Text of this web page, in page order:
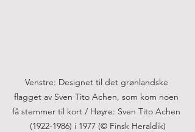
Venstre: Designet til det grønlandske
flagget av Sven Tito Achen, som kom noen
få stemmer til kort / Høyre: Sven Tito Achen
(1922-1986) i 1977 (© Finsk Heraldik)